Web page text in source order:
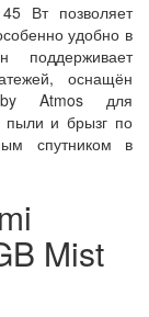
Вт позволяет
удобно в
поддерживает
оснащён
Atmos для
пыли и брызг по
спутником в
Mist